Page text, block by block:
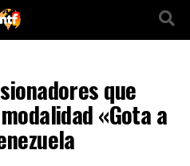
que
«Gota a